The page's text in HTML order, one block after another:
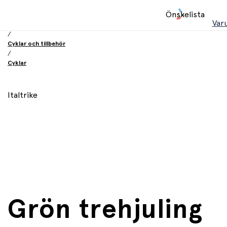
Önskelista
/
Cyklar och tillbehör
/
Cyklar
Italtrike
Grön trehjuling